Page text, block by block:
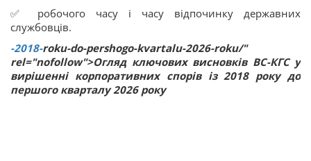
✅ робочого часу і часу відпочинку державних
службовців.
-2018-roku-do-pershogo-kvartalu-2026-roku/"
rel="nofollow">Огляд ключових висновків ВС-КГС у
вирішенні корпоративних спорів із 2018 року до
першого кварталу 2026 року